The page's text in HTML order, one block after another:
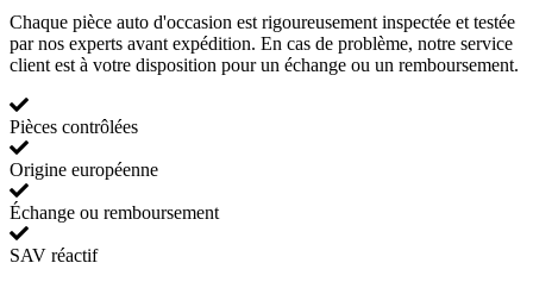
Chaque pièce auto d'occasion est rigoureusement inspectée et testée
par nos experts avant expédition. En cas de problème, notre service
client est à votre disposition pour un échange ou un remboursement.
Pièces contrôlées
Origine européenne
Échange ou remboursement
SAV réactif